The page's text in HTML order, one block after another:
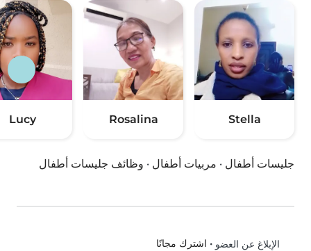
Stella
Rosalina
Lucy
جليسات أطفال · مربيات أطفال · وظائف جليسات أطفال
الإبلاغ عن العضو • اشترك مجانًا